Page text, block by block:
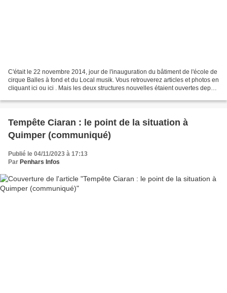
C'était le 22 novembre 2014, jour de l'inauguration du bâtiment de l'école de
cirque Balles à fond et du Local musik. Vous retrouverez articles et photos en
cliquant ici ou ici . Mais les deux structures nouvelles étaient ouvertes depuis
Tempête Ciaran : le point de la situation à
Quimper (communiqué)
Publié le 04/11/2023 à 17:13
Par Penhars Infos